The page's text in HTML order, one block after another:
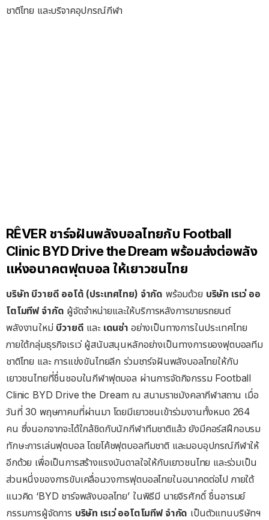
ชาติไทย และบริจาคอุปกรณ์กีฬา
RÊVER ชาร์จฝันพลังบอลไทยกับ Football
Clinic BYD Drive the Dream พร้อมส่งต่อพลัง
แห่งอนาคตฟุตบอล ให้เยาวชนไทย
บริษัท บีวายดี ออโต้ (ประเทศไทย) จำกัด พร้อมด้วย บริษัท เรเว่ ออ
โตโมทีฟ จำกัด ผู้จัดจำหน่ายและให้บริการหลังการขายรถยนต์
พลังงานใหม่ บีวายดี และ เดนซ่า อย่างเป็นทางการในประเทศไทย
ภายใต้กลุ่มธุรกิจเรเว่ ผู้สนับสนุนหลักอย่างเป็นทางการของฟุตบอลทีม
ชาติไทย และ การแข่งขันไทยลีก ร่วมชาร์จฝันพลังบอลไทยให้กับ
เยาวชนไทยที่ชื่นชอบในกีฬาฟุตบอล ผ่านการจัดกิจกรรม Football
Clinic BYD Drive the Dream ณ สนามราชมังคลากีฬาสถาน เมื่อ
วันที่ 30 พฤษภาคมที่ผ่านมา โดยมีเยาวชนเข้าร่วมงานทั้งหมด 264
คน ซึ่งนอกจากจะได้ใกล้ชิดกับนักกีฬาทีมชาติแล้ว ยังมีคอร์สฝึกอบรม
ทักษะการเล่นฟุตบอล โดยโค้ชฟุตบอลทีมชาติ และมอบอุปกรณ์กีฬาให้
อีกด้วย เพื่อเป็นการสร้างแรงบันดาลใจให้กับเยาวชนไทย และร่วมเป็น
ส่วนหนึ่งของการขับเคลื่อนวงการฟุตบอลไทยในอนาคตต่อไป ภายใต้
แนวคิด ‘BYD ชาร์จพลังบอลไทย’ ในพิธีมี นายจิรศักดิ์ ชื่นอารมย์
กรรมการผู้จัดการ บริษัท เรเว่ ออโตโมทีฟ จำกัด เป็นตัวแทนบริษัทฯ